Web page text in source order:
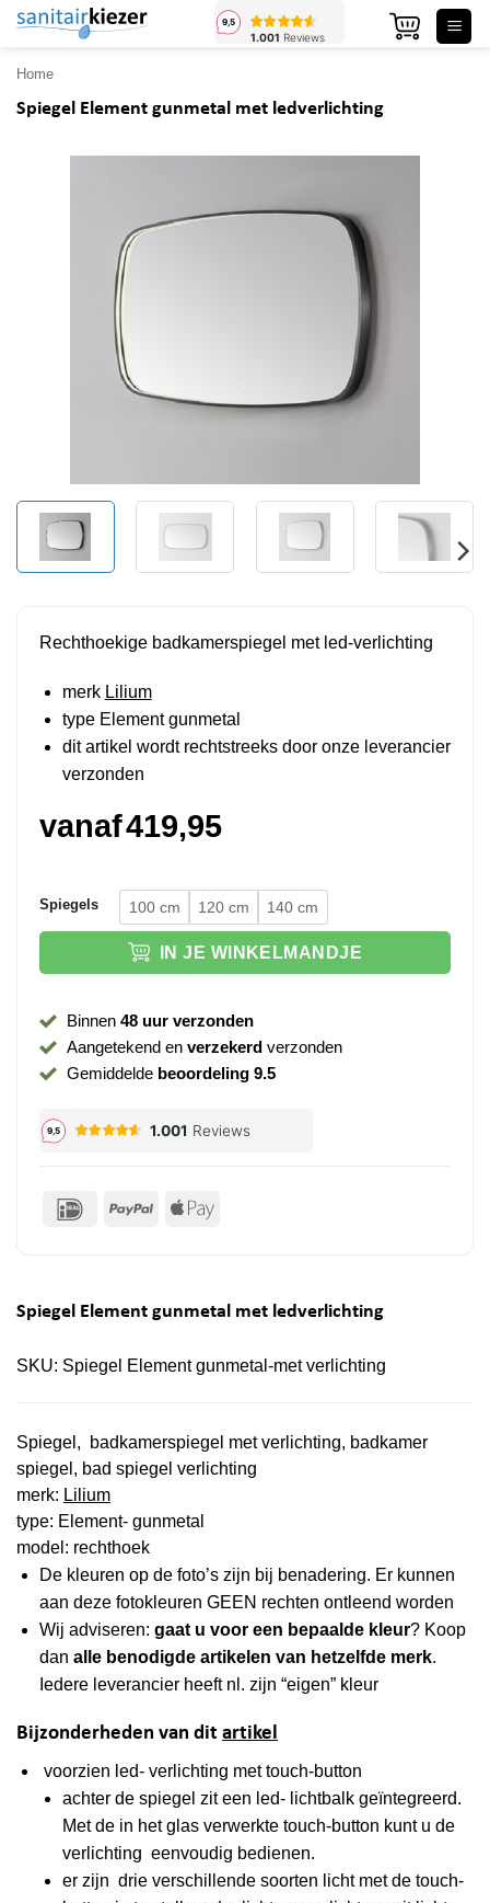
Ga
inhoud
Home
Spiegel Element gunmetal met ledverlichting
Rechthoekige badkamerspiegel met led-verlichting
merk Lilium
type Element gunmetal
dit artikel wordt rechtstreeks door onze leverancier
verzonden
vanaf419,95
Spiegels 100 cm 120 cm 140 cm
IN JE WINKELMANDJE
Binnen 48 uur verzonden
Aangetekend en verzekerdverzonden
Gemiddelde beoordeling 9.5
IDeal PayPal Apple
Spiegel Element gunmetal met ledverlichting
SKU: Spiegel Element gunmetal-met verlichting
Spiegel, badkamerspiegel met verlichting, badkamer
spiegel, bad spiegel verlichting
merk: Lilium
type: Element- gunmetal
model: rechthoek
De kleuren op de foto’s zijn bij benadering. Er kunnen
aan deze fotokleuren GEEN rechten ontleend worden
Wij adviseren: gaat u voor een bepaalde kleur? Koop
dan alle benodigde artikelen van hetzelfde merk.
Iedere leverancier heeft nl. zijn “eigen” kleur
Bijzonderheden van dit artikel
voorzien led- verlichting met touch-button
achter de spiegel zit een led- lichtbalk geïntegreerd.
Met de in het glas verwerkte touch-button kunt u de
verlichting eenvoudig bedienen.
er zijn drie verschillende soorten licht met de touch-